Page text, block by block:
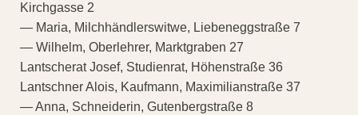
Kirchgasse 2
— Maria, Milchhändlerswitwe, Liebeneggstraße 7
— Wilhelm, Oberlehrer, Marktgraben 27
Lantscherat Josef, Studienrat, Höhenstraße 36
Lantschner Alois, Kaufmann, Maximilianstraße 37
— Anna, Schneiderin, Gutenbergstraße 8